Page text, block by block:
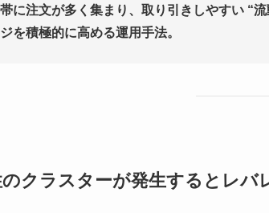
に注文が多く集まり、取り引きしやすい “
を積極的に高める運用手法。
クラスターが発生するとレバ